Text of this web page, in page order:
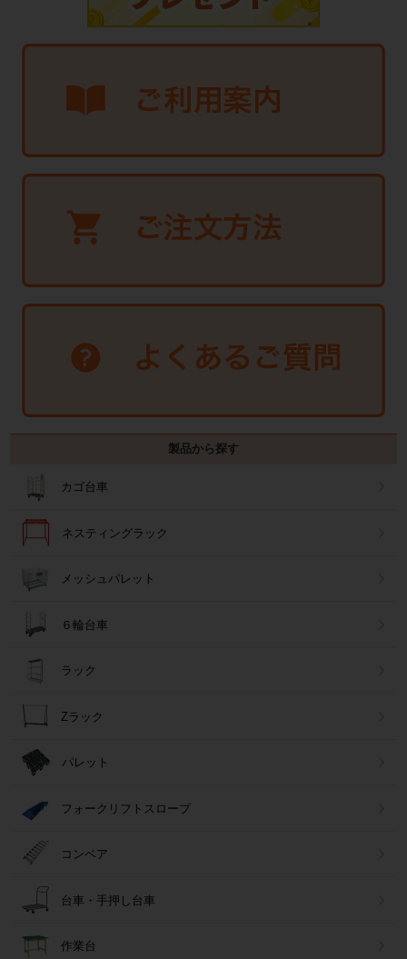
製品から探す
カゴ台車
ネスティングラック
メッシュパレット
６輪台車
ラック
Zラック
パレット
フォークリフトスロープ
コンベア
台車・手押し台車
作業台